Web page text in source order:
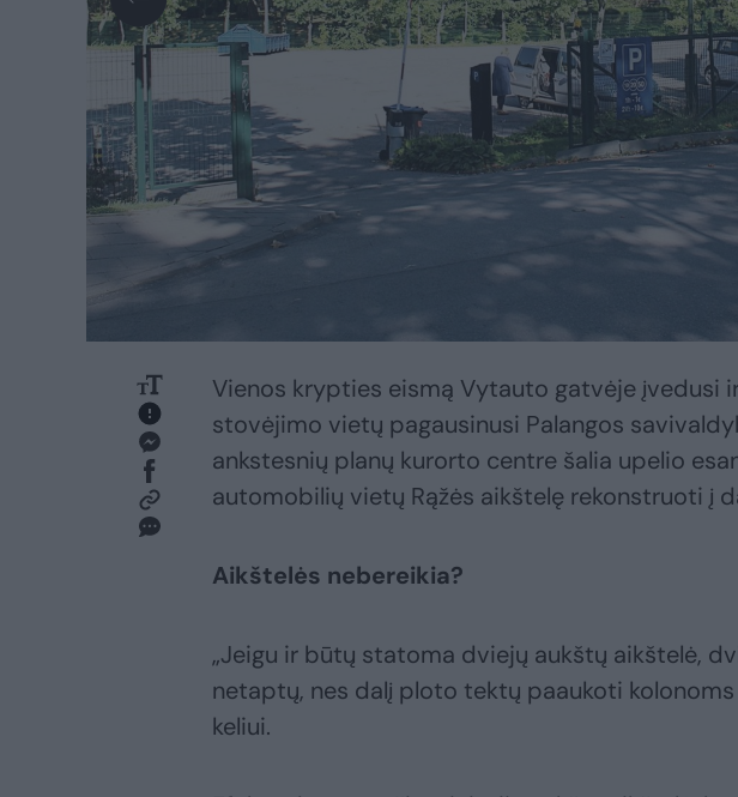
Vienos krypties eismą Vytauto gatvėje įvedusi
stovėjimo vietų pagausinusi Palangos
ankstesnių planų kurorto centre šalia upelio
automobilių vietų Rąžės aikštelę rekonstruoti į
Aikštelės nebereikia?
„Jeigu ir būtų statoma dviejų aukštų aikštelė,
netaptų, nes dalį ploto tektų paaukoti
keliui.